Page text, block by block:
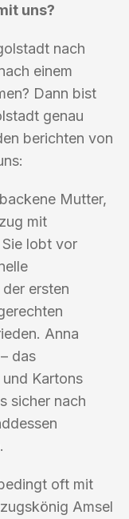
uns?
nach
einem
Dann bist
genau
berichten von
Mutter,
mit
lobt vor
ersten
Anna
das
Kartons
sicher nach
oft mit
Amsel